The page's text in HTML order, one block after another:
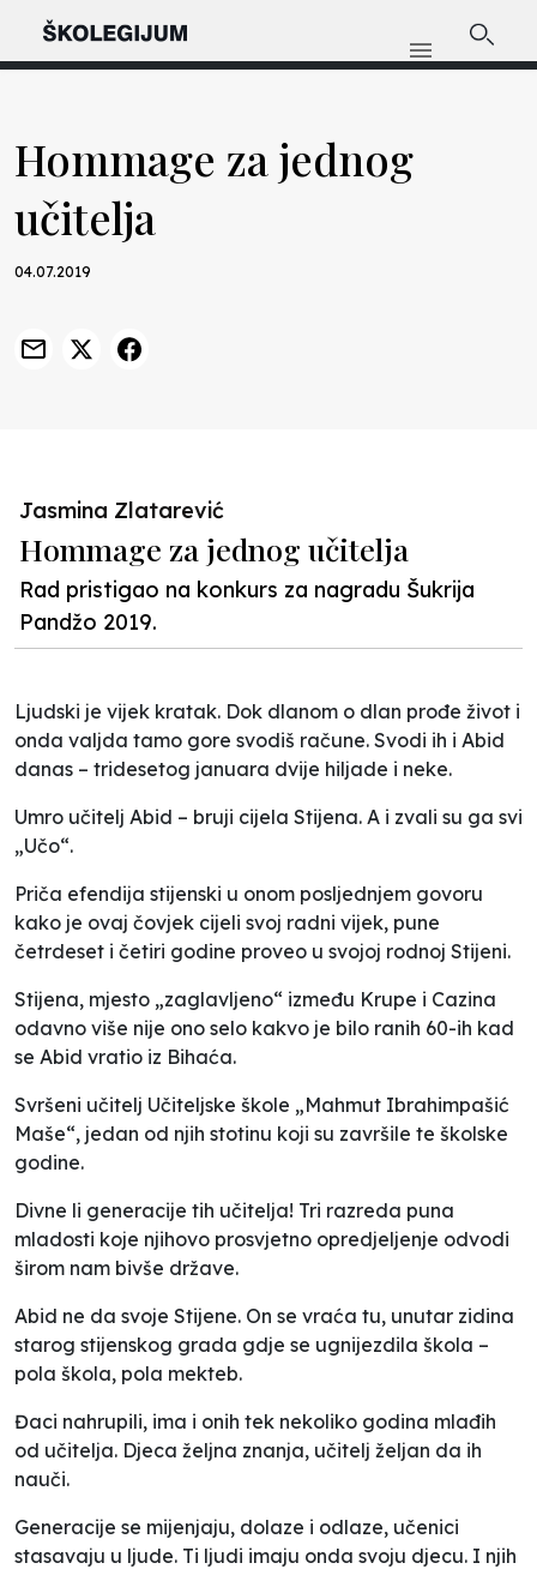
Hommage za jednog
učitelja
04.07.2019
Jasmina Zlatarević
Hommage za jednog učitelja
Rad pristigao na konkurs za nagradu Šukrija
Pandžo 2019.
Ljudski je vijek kratak. Dok dlanom o dlan prođe život i
onda valjda tamo gore svodiš račune. Svodi ih i Abid
danas – tridesetog januara dvije hiljade i neke.
Umro učitelj Abid – bruji cijela Stijena. A i zvali su ga svi
„Učo“.
Priča efendija stijenski u onom posljednjem govoru
kako je ovaj čovjek cijeli svoj radni vijek, pune
četrdeset i četiri godine proveo u svojoj rodnoj Stijeni.
Stijena, mjesto „zaglavljeno“ između Krupe i Cazina
odavno više nije ono selo kakvo je bilo ranih 60-ih kad
se Abid vratio iz Bihaća.
Svršeni učitelj Učiteljske škole „Mahmut Ibrahimpašić
Maše“, jedan od njih stotinu koji su završile te školske
godine.
Divne li generacije tih učitelja! Tri razreda puna
mladosti koje njihovo prosvjetno opredjeljenje odvodi
širom nam bivše države.
Abid ne da svoje Stijene. On se vraća tu, unutar zidina
starog stijenskog grada gdje se ugnijezdila škola –
pola škola, pola mekteb.
Đaci nahrupili, ima i onih tek nekoliko godina mlađih
od učitelja. Djeca željna znanja, učitelj željan da ih
nauči.
Generacije se mijenjaju, dolaze i odlaze, učenici
stasavaju u ljude. Ti ljudi imaju onda svoju djecu. I njih